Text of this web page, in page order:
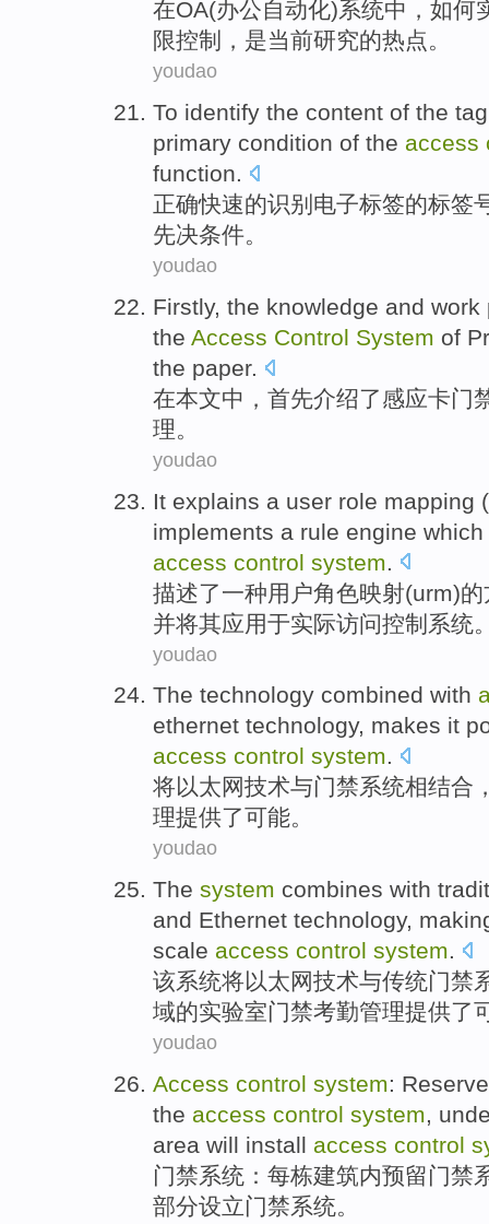
在OA(办公自动化)系统中，如何
限控制 ， 是当前研究的热点。
youdao
To identify the content of the tag
primary condition of the access
function.
正确快速的识别 电子标签的标签
先决条件。
youdao
Firstly, the knowledge and work
the Access Control System of
the paper.
在本文中， 首先介绍了感应卡门
理。
youdao
It explains a user role mapping (
implements a rule engine which
access control system
描述了一种用户角色映射(urm)的
并将其应用于实际访问控制系统
youdao
The technology combined with
ethernet technology, makes it
access control system.
将以太网技术与门禁系统相结合
理提供了可能。
youdao
The system combines with
and Ethernet technology,
scale access control system.
该系统将以太网技术与传统门禁
域的实验室门禁考勤管理提供了
youdao
Access control system: Reserve
the access control system,
area will install access control
门禁系统 ：每栋建筑内预留门禁
部分设立门禁系统。